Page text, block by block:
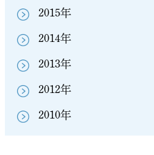
2015年
2014年
2013年
2012年
2010年